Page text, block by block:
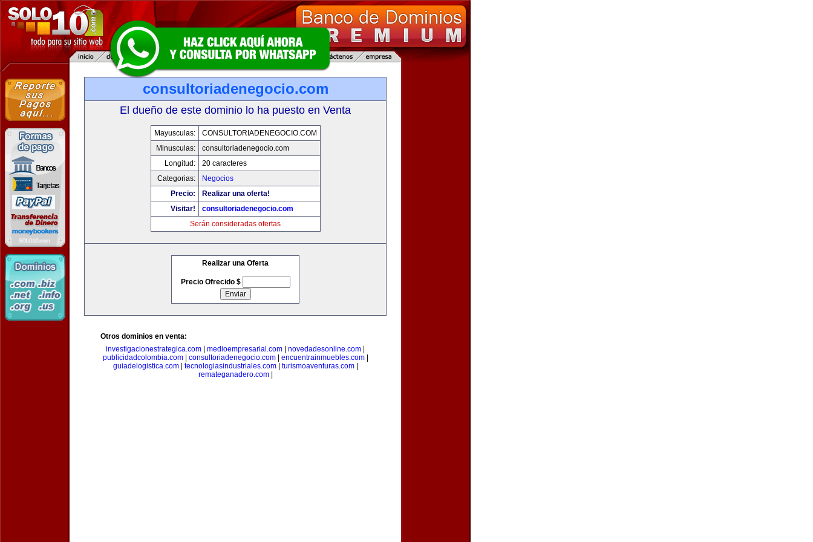
consultoriadenegocio.com
El dueño de este dominio lo ha puesto en Venta
Mayusculas:
CONSULTORIADENEGOCIO.COM
Minusculas:
consultoriadenegocio.com
Longitud:
20 caracteres
Categorias:
Negocios
Precio:
Realizar una oferta!
Visitar!
consultoriadenegocio.com
Serán consideradas ofertas
Realizar una Oferta
Precio Ofrecido $
Otros dominios en venta:
investigacionestrategica.com
medioempresarial.com novedadesonline.com
publicidadcolombia.com| consultoriadenegocio.com| encuentrainmuebles.com|
guiadelogistica.com| tecnologiasindustriales.com| turismoaventuras.com|
remateganadero.com|